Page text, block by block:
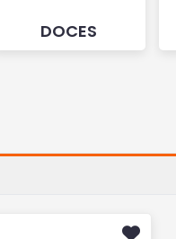
DOCES